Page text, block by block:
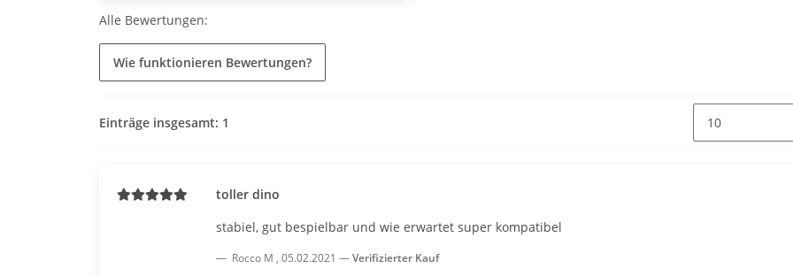
Alle Bewertungen:
Wie funktionieren Bewertungen?
Einträge insgesamt: 1
toller dino
stabiel, gut bespielbar und wie erwartet super kompatibel
Rocco M , 05.02.2021 Verifizierter Kauf